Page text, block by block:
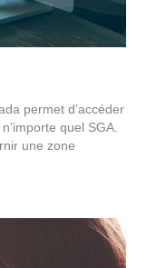
permet d’accéder
quel SGA.
une zone